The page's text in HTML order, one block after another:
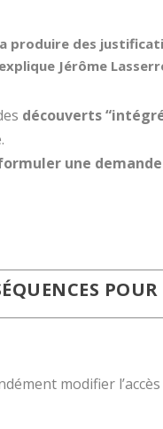
produire des
Jérôme
découverts
une
modifier